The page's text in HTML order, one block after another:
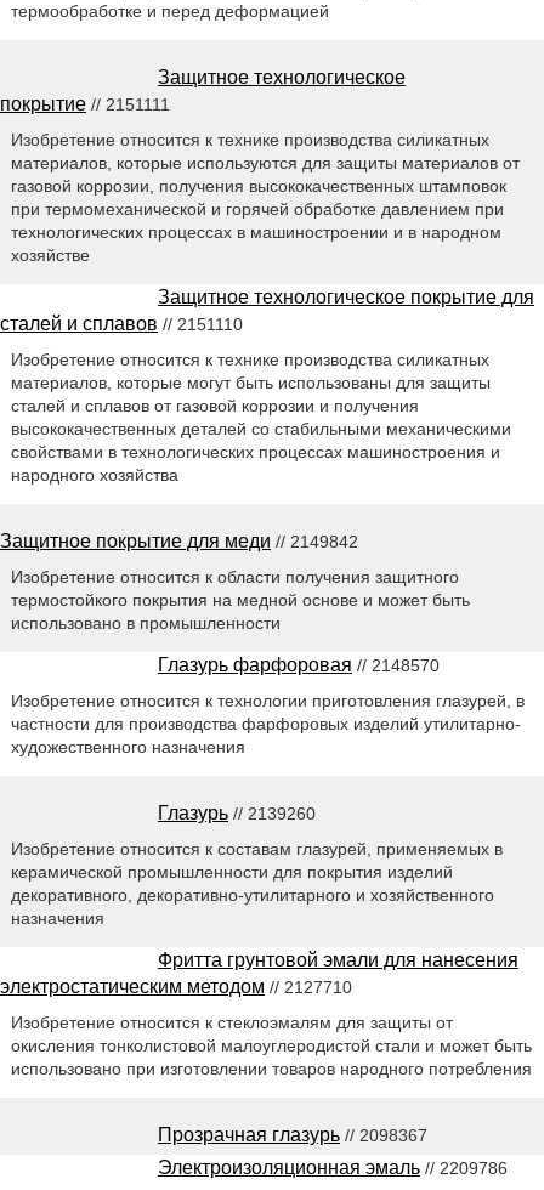
термообработке и перед деформацией
Защитное технологическое
покрытие // 2151111
Изобретение относится к технике производства силикатных
материалов, которые используются для защиты материалов от
газовой коррозии, получения высококачественных штамповок
при термомеханической и горячей обработке давлением при
технологических процессах в машиностроении и в народном
хозяйстве
Защитное технологическое покрытие для
сталей и сплавов // 2151110
Изобретение относится к технике производства силикатных
материалов, которые могут быть использованы для защиты
сталей и сплавов от газовой коррозии и получения
высококачественных деталей со стабильными механическими
свойствами в технологических процессах машиностроения и
народного хозяйства
Защитное покрытие для меди // 2149842
Изобретение относится к области получения защитного
термостойкого покрытия на медной основе и может быть
использовано в промышленности
Глазурь фарфоровая // 2148570
Изобретение относится к технологии приготовления глазурей, в
частности для производства фарфоровых изделий утилитарно-
художественного назначения
Глазурь // 2139260
Изобретение относится к составам глазурей, применяемых в
керамической промышленности для покрытия изделий
декоративного, декоративно-утилитарного и хозяйственного
назначения
Фритта грунтовой эмали для нанесения
электростатическим методом // 2127710
Изобретение относится к стеклоэмалям для защиты от
окисления тонколистовой малоуглеродистой стали и может быть
использовано при изготовлении товаров народного потребления
Прозрачная глазурь // 2098367
Электроизоляционная эмаль // 2209786